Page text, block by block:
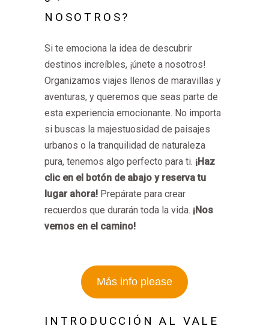
NOSOTROS?
Si te emociona la idea de descubrir
destinos increíbles, ¡únete a nosotros!
Organizamos viajes llenos de maravillas y
aventuras, y queremos que seas parte de
esta experiencia emocionante. No importa
si buscas la majestuosidad de paisajes
urbanos o la tranquilidad de naturaleza
pura, tenemos algo perfecto para ti. ¡Haz
clic en el botón de abajo y reserva tu
lugar ahora! Prepárate para crear
recuerdos que durarán toda la vida. ¡Nos
vemos en el camino!
Más info please
INTRODUCCIÓN AL VALE